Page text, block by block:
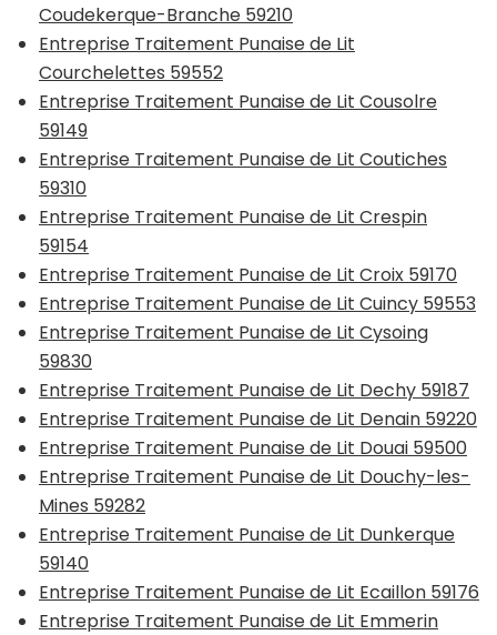
Coudekerque-Branche 59210
Entreprise Traitement Punaise de Lit
Courchelettes 59552
Entreprise Traitement Punaise de Lit Cousolre
59149
Entreprise Traitement Punaise de Lit Coutiches
59310
Entreprise Traitement Punaise de Lit Crespin
59154
Entreprise Traitement Punaise de Lit Croix 59170
Entreprise Traitement Punaise de Lit Cuincy 59553
Entreprise Traitement Punaise de Lit Cysoing
59830
Entreprise Traitement Punaise de Lit Dechy 59187
Entreprise Traitement Punaise de Lit Denain 59220
Entreprise Traitement Punaise de Lit Douai 59500
Entreprise Traitement Punaise de Lit Douchy-les-
Mines 59282
Entreprise Traitement Punaise de Lit Dunkerque
59140
Entreprise Traitement Punaise de Lit Ecaillon 59176
Entreprise Traitement Punaise de Lit Emmerin